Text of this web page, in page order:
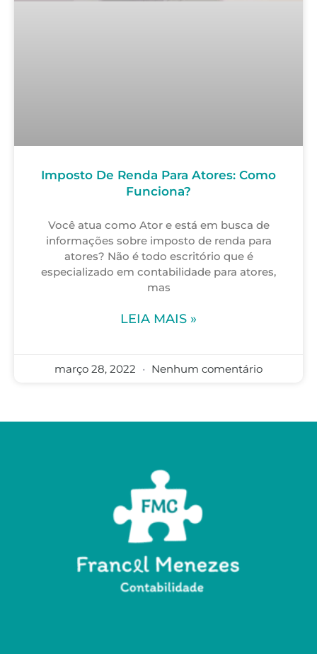
Imposto De Renda Para Atores: Como
Funciona?
Você atua como Ator e está em busca de
informações sobre imposto de renda para
atores? Não é todo escritório que é
especializado em contabilidade para atores,
mas
LEIA MAIS »
março 28, 2022 Nenhum comentário